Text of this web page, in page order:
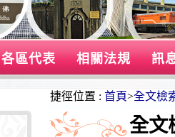
各區代表 相關法規 訊
捷徑位置 : 首頁>全文檢
全文